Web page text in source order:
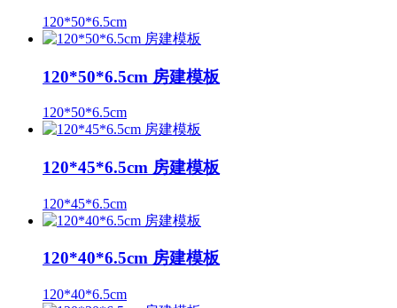
120*50*6.5cm
120*50*6.5cm 房建模板
120*50*6.5cm
120*45*6.5cm 房建模板
120*45*6.5cm
120*40*6.5cm 房建模板
120*40*6.5cm